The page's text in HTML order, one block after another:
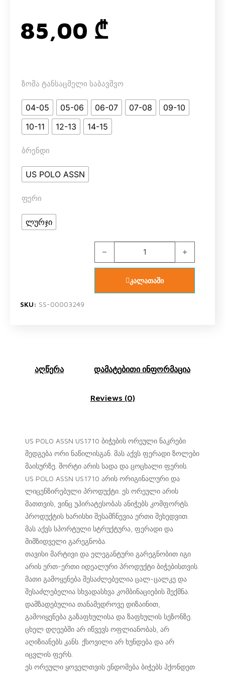
85,00 ₾
ზომა ტანსაცმელი საბავშვო
04-05 05-06 06-07 07-08
09-10
10-11
12-13 14-15
ბრენდი
US POLO ASSN
ფერი
ლურჯი
US POLO ASSN US1710 V1
კალათაში
SKU: SS-00003249
აღწერა დამატებითი ინფორმაცია
Reviews (0)
US POLO ASSN US1710 ბიჭების ორეული ნაკრები
შედგება ორი ნაწილისგან. მას აქვს ფერადი ზოლები
მაისურზე. შორტი არის სადა და ცოცხალი ფერის.
US POLO ASSN US1710 არის ორიგინალური და
ლიცენზირებული პროდუქტი. ეს ორეული არის
მათთვის, ვინც უპირატესობას ანიჭებს კომფორტს.
პროდუქტის ხარისხი შესამჩნევია ერთი შეხედვით.
მას აქვს სპორტული სტრუქტურა, ფერადი და
მიმზიდველი გარეგნობა.
თავისი მარტივი და ელეგანტური გარეგნობით იგი
არის ერთ-ერთი იდეალური პროდუქტი ბიჭებისთვის.
მათი გამოყენება შესაძლებელია ცალ-ცალკე და
შესაძლებელია სხვადასხვა კომბინაციების შექმნა.
დამზადებულია თანამედროვე დიზაინით,
გამოიყენება გაზაფხულისა და ზაფხულის სეზონზე.
ცხელ დღეებში არ იწვევს ოფლიანობას, არ
აღიზიანებს კანს. ქსოვილი არ ხუნდება და არ
იცვლის ფერს.
ეს ორეული ყოველთვის ენდომება ბიჭებს ჰქონდეთ